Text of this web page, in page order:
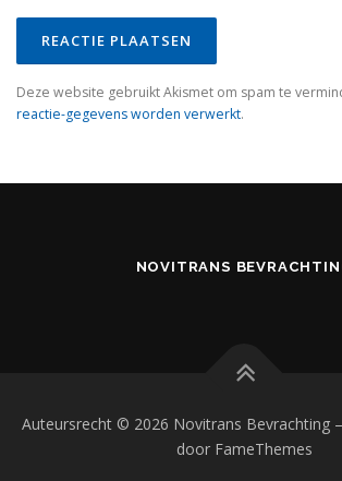
Deze website gebruikt Akismet om spam te
reactie-gegevens worden verwerkt.
NOVITRANS
Auteursrecht © 2026 Novitrans Bevrachting –
door FameThemes